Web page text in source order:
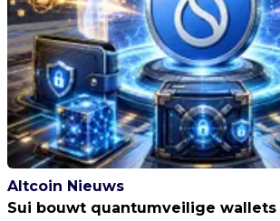
Altcoin Nieuws
Sui bouwt quantumveilige